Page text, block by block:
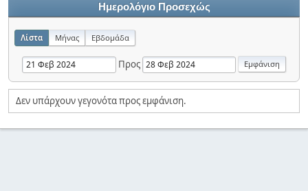
Ημερολόγιο Προσεχώς
Λίστα Μήνας Εβδομάδα
Προς
Δεν υπάρχουν γεγονότα προς εμφάνιση.